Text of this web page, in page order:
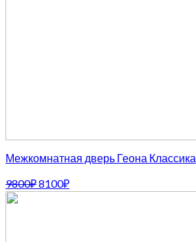
Межкомнатная дверь Геона Классика
9800₽Первоначальная
цена
8100₽Текущая
цена: